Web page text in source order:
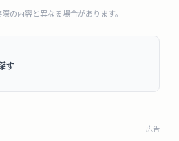
の内容と異なる場合があります。
す
広告